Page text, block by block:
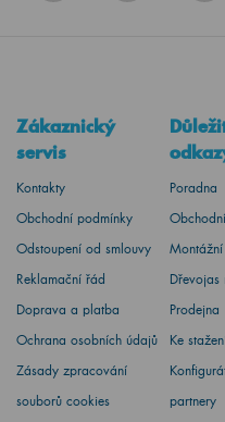
Zákaznický
servis
Kontakty
Obchodní podmínky
Odstoupení od smlouvy
Reklamační řád
Doprava a platba
Ochrana osobních údajů
Zásady zpracování
souborů cookies
Poradna
Dřevojas
Prodejna
Ke
partnery